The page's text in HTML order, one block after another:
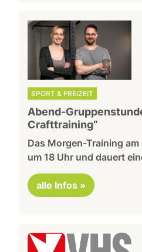
SPORT & FREIZEIT
Abend-
Crafttraining“
Das Morgen-Training
um 18 Uhr und dauert
alle Infos »